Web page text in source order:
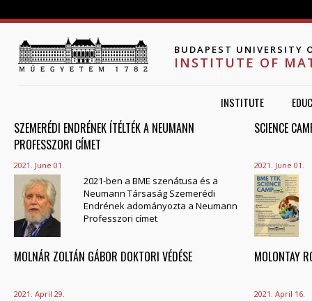
BUDAPEST UNIVERSITY
INSTITUTE OF
INSTITUTE
SZEMERÉDI ENDRÉNEK ÍTÉLTÉK A NEUMANN
PROFESSZORI CÍMET
2021. June 01.
2021-ben a BME szenátusa és a
Neumann Társaság Szemerédi
Endrének adományozta a Neumann
Professzori címet
SCIENCE
2021. June 01.
MOLNÁR ZOLTÁN GÁBOR DOKTORI VÉDÉSE
2021. April 29.
MOLONTAY
2021. April 16.
PAGES